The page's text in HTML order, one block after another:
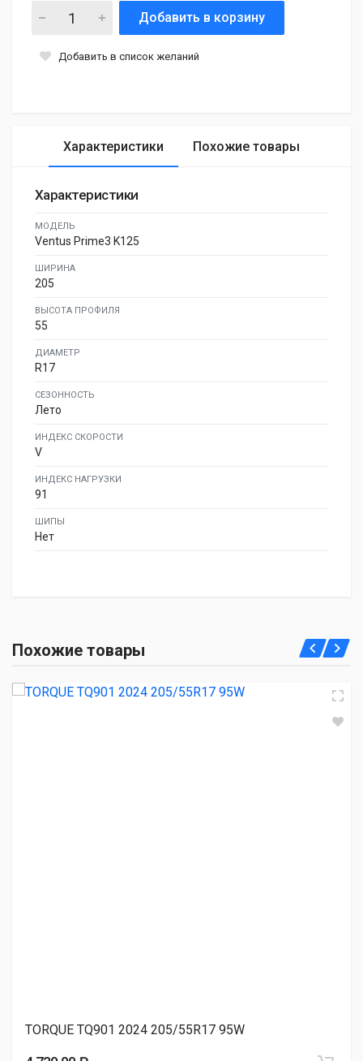
Добавить в корзину
Добавить в список желаний
Характеристики Похожие товары
Характеристики
МОДЕЛЬ
Ventus Prime3 K125
ШИРИНА
205
ВЫСОТА ПРОФИЛЯ
55
ДИАМЕТР
R17
СЕЗОННОСТЬ
Лето
ИНДЕКС СКОРОСТИ
V
ИНДЕКС НАГРУЗКИ
91
ШИПЫ
Нет
Lanvigator Catchpower plus 205/55R17 95W
Похожие товары
TORQUE TQ901 2024 205/55R17 95W